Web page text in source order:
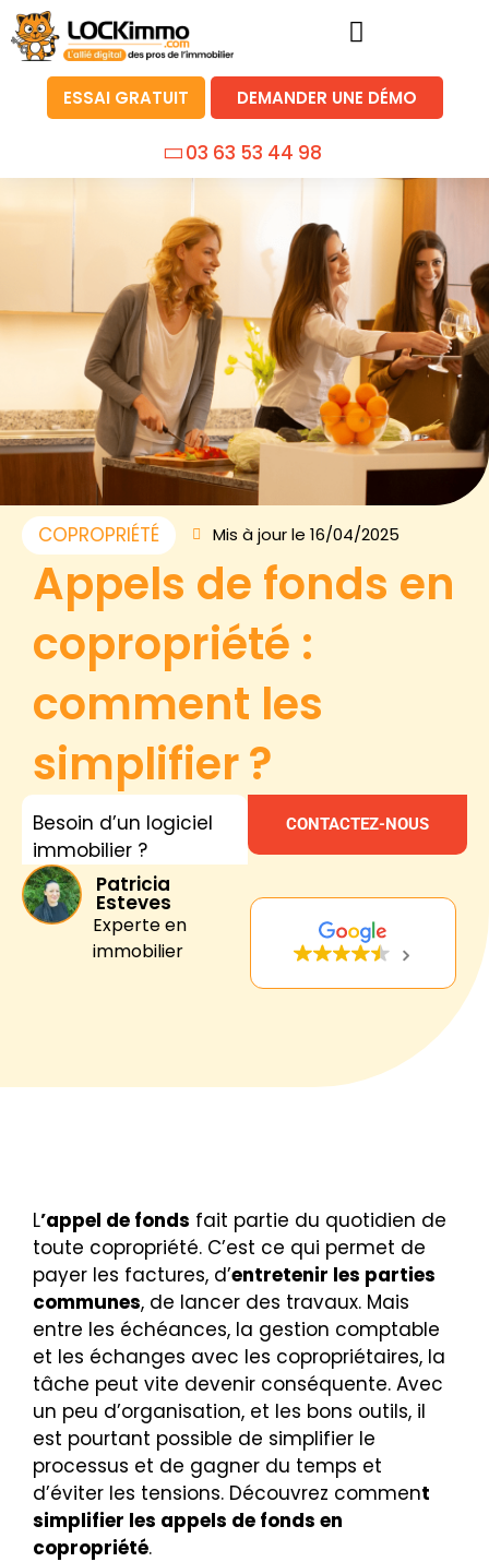
ESSAI GRATUIT DEMANDER UNE DÉMO
03 63 53 44 98
COPROPRIÉTÉ Mis à jour le 16/04/2025
Appels de fonds en
copropriété :
comment les
simplifier ?
Besoin d’un logiciel
immobilier ?
CONTACTEZ-NOUS
Patricia
Esteves
Experte en
immobilier
L’appel de fonds fait partie du quotidien de
toute copropriété. C’est ce qui permet de
payer les factures, d’entretenir les parties
communes, de lancer des travaux. Mais
entre les échéances, la gestion comptable
et les échanges avec les copropriétaires, la
tâche peut vite devenir conséquente. Avec
un peu d’organisation, et les bons outils, il
est pourtant possible de simplifier le
processus et de gagner du temps et
d’éviter les tensions. Découvrez comment
simplifier les appels de fonds en
copropriété.